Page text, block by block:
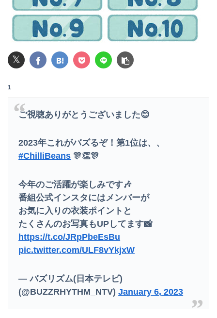
ホリエモン「面接でさ、納豆パックの薄いフィルムって何のために入っていの？って聞くわけ」
ぐらんぶる原作最新話、ヤバすぎる
【画像】どのくノ一を快楽責めしたいｗｗｗｗｗ
【これは重い】江口寿史さん「自分の絵ごと、このジャンルはそろそろ終わりかな」
𝕏
1
ご視聴ありがとうございました😊
2023年これがバズるぞ！第1位は、、
#ChilliBeans 🎊👏🎊
今年のご活躍が楽しみです🎶
番組公式インスタにはメンバーが
お気に入りの衣装ポイントと
たくさんのお写真もUPしてます📸
https://t.co/JRpPbeEsBu
pic.twitter.com/ULF8vYkjxW
— バズリズム(日本テレビ)
(@BUZZRHYTHM_NTV)January 6, 2023